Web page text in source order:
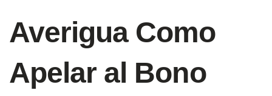
Averigua Como
Apelar al Bono